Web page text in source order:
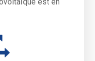
est en